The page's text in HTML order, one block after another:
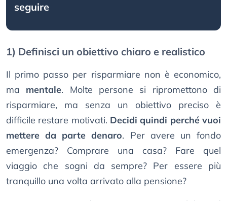
seguire
1) Definisci un obiettivo chiaro e realistico
Il primo passo per risparmiare non è economico,
ma mentale. Molte persone si ripromettono di
risparmiare, ma senza un obiettivo preciso è
difficile restare motivati. Decidi quindi perché vuoi
mettere da parte denaro. Per avere un fondo
emergenza? Comprare una casa? Fare quel
viaggio che sogni da sempre? Per essere più
tranquillo una volta arrivato alla pensione?